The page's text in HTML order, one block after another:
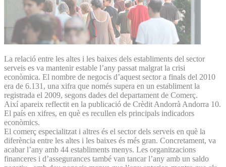
La relació entre les altes i les baixes dels establiments del sector
serveis es va mantenir estable l’any passat malgrat la crisi
econòmica. El nombre de negocis d’aquest sector a finals del 2010
era de 6.131, una xifra que només supera en un establiment la
registrada el 2009, segons dades del departament de Comerç.
Així apareix reflectit en la publicació de Crèdit Andorrà Andorra 10.
El país en xifres, en què es recullen els principals indicadors
econòmics.
El comerç especialitzat i altres és el sector dels serveis en què la
diferència entre les altes i les baixes és més gran. Concretament, va
acabar l’any amb 44 establiments menys. Les organitzacions
financeres i d’assegurances també van tancar l’any amb un saldo